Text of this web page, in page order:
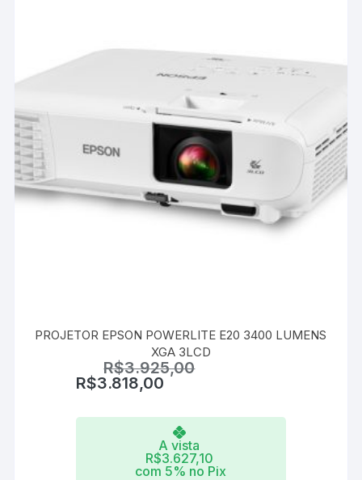
PROJETOR EPSON POWERLITE E20 3400 LUMENS
XGA 3LCD
R$3.925,00
R$3.818,00
A vista
R$3.627,10
com 5% no Pix